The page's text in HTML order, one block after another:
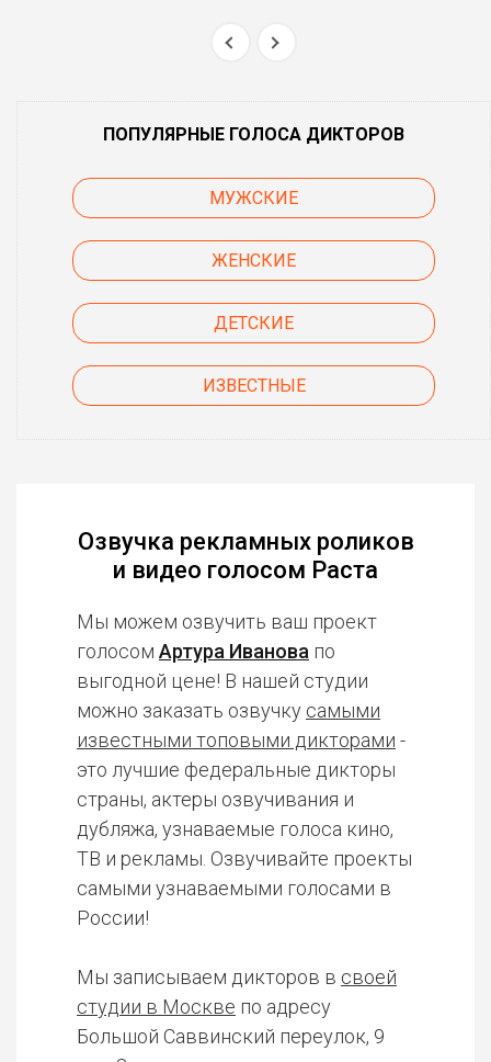
ПОПУЛЯРНЫЕ ГОЛОСА ДИКТОРОВ
МУЖСКИЕ
ЖЕНСКИЕ
ДЕТСКИЕ
ИЗВЕСТНЫЕ
Озвучка рекламных роликов
и видео голосом Раста
Мы можем озвучить ваш проект
голосом Артура Иванова по
выгодной цене! В нашей студии
можно заказать озвучку самыми
известными топовыми дикторами -
это лучшие федеральные дикторы
страны, актеры озвучивания и
дубляжа, узнаваемые голоса кино,
ТВ и рекламы. Озвучивайте проекты
самыми узнаваемыми голосами в
России!
Мы записываем дикторов в своей
студии в Москве по адресу
Большой Саввинский переулок, 9